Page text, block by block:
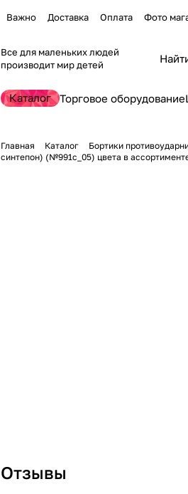
Важно Доставка Оплата Фото
Все для маленьких людей
производит мир детей
Каталог Торговое оборудование
Главная Каталог Бортики
синтепон) (№991с_05) цвета в
Отзывы